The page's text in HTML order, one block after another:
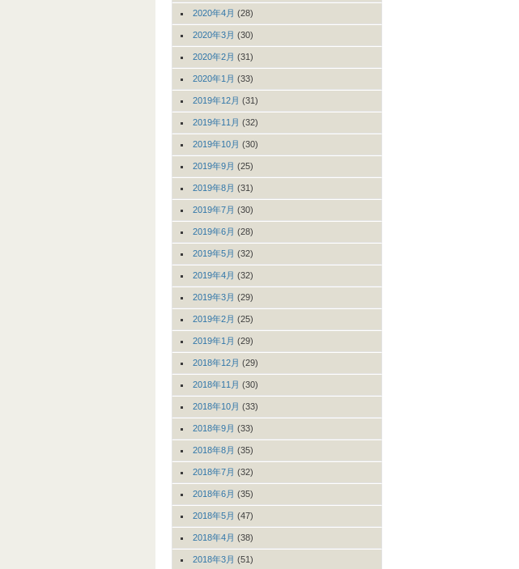
2020年4月 (28)
2020年3月 (30)
2020年2月 (31)
2020年1月 (33)
2019年12月 (31)
2019年11月 (32)
2019年10月 (30)
2019年9月 (25)
2019年8月 (31)
2019年7月 (30)
2019年6月 (28)
2019年5月 (32)
2019年4月 (32)
2019年3月 (29)
2019年2月 (25)
2019年1月 (29)
2018年12月 (29)
2018年11月 (30)
2018年10月 (33)
2018年9月 (33)
2018年8月 (35)
2018年7月 (32)
2018年6月 (35)
2018年5月 (47)
2018年4月 (38)
2018年3月 (51)